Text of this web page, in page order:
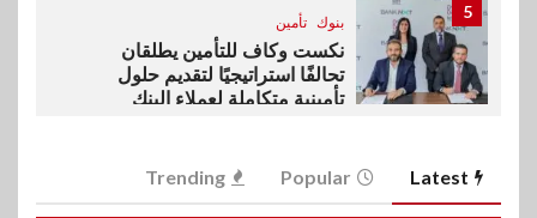
5
بنوك تأمين
نكست وكاف للتأمين يطلقان
تحالفًا استراتيجيًا لتقديم حلول
تأمينية متكاملة لعملاء البنك
6
اقتصاد
رئيس مجلس القضاء الأعلى يوقّع
Latest
Popular
Trending